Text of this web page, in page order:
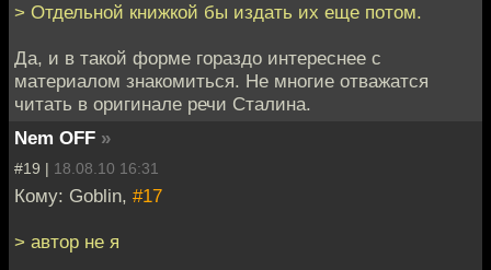
> Отдельной книжкой бы издать их еще потом.
Да, и в такой форме гораздо интереснее с
материалом знакомиться. Не многие отважатся
читать в оригинале речи Сталина.
Nem OFF »
#19 | 18.08.10 16:31
Кому: Goblin, #17
> автор не я